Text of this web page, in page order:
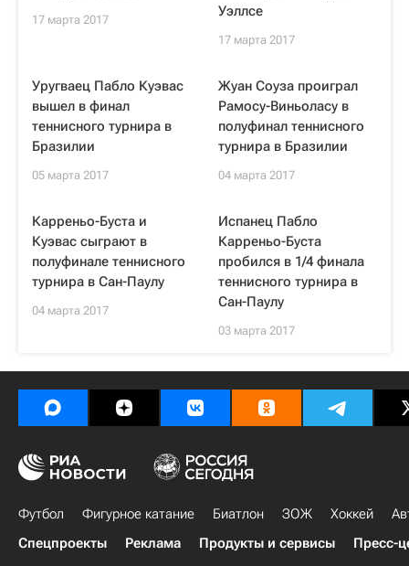
17 марта 2017
Уэллсе
17 марта 2017
Уругваец Пабло Куэвас
вышел в финал
теннисного турнира в
Бразилии
05 марта 2017
Жуан Соуза проиграл
Рамосу-Виньоласу в
полуфинал теннисного
турнира в Бразилии
04 марта 2017
Карреньо-Буста и
Куэвас сыграют в
полуфинале теннисного
турнира в Сан-Паулу
04 марта 2017
Испанец Пабло
Карреньо-Буста
пробился в 1/4 финала
теннисного турнира в
Сан-Паулу
03 марта 2017
Футбол Фигурное катание Биатлон ЗОЖ Хоккей
Спецпроекты
Реклама Продукты и сервисы Пресс-